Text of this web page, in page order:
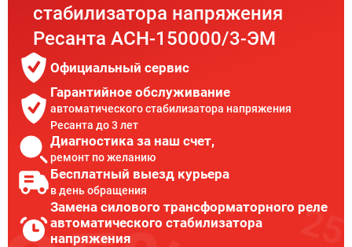
стабилизатора напряжения
Ресанта АСН-150000/3-ЭМ
Официальный сервис
Гарантийное обслуживание
автоматического стабилизатора напряжения
Ресанта до 3 лет
Диагностика за наш счет,
ремонт по желанию
Бесплатный выезд курьера
в день обращения
Замена силового трансформаторного реле
автоматического стабилизатора
напряжения